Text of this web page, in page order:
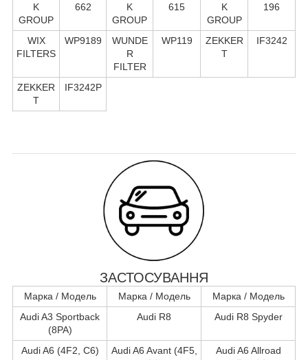
K
GROUP
662
K
GROUP
615
K
GROUP
196
WIX
FILTERS
WP9189
WUNDE
R
FILTER
WP119
ZEKKER
T
IF3242
ZEKKER
T
IF3242P
ЗАСТОСУВАННЯ
Марка / Модель Марка / Модель
Марка / Модель
Audi A3 Sportback
(8PA)
Audi R8 Audi R8 Spyder
Audi A6 (4F2, C6)
Audi A6 Avant (4F5,
Audi A6 Allroad